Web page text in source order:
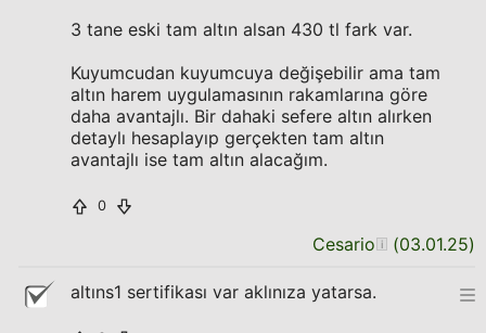
3 tane eski tam altın alsan 430 tl fark var.
Kuyumcudan kuyumcuya değişebilir ama tam
altın harem uygulamasının rakamlarına göre
daha avantajlı. Bir dahaki sefere altın alırken
detaylı hesaplayıp gerçekten tam altın
avantajlı ise tam altın alacağım.
0
Cesario (03.01.25)
altıns1 sertifikası var aklınıza yatarsa.